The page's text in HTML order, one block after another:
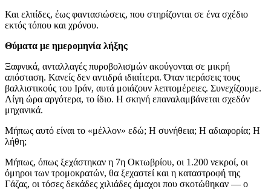
Και ελπίδες, έως φαντασιώσεις, που στηρίζονται σε ένα σχέδιο
εκτός τόπου και χρόνου.
Θύματα με ημερομηνία λήξης
Ξαφνικά, ανταλλαγές πυροβολισμών ακούγονται σε μικρή
απόσταση. Κανείς δεν αντιδρά ιδιαίτερα. Όταν περάσεις τους
βαλλιστικούς του Ιράν, αυτά μοιάζουν λεπτομέρειες. Συνεχίζουμε.
Λίγη ώρα αργότερα, το ίδιο. Η σκηνή επαναλαμβάνεται σχεδόν
μηχανικά.
Μήπως αυτό είναι το «μέλλον» εδώ; Η συνήθεια; Η αδιαφορία; Η
λήθη;
Μήπως, όπως ξεχάστηκαν η 7η Οκτωβρίου, οι 1.200 νεκροί, οι
όμηροι των τρομοκρατών, θα ξεχαστεί και η καταστροφή της
Γάζας, οι τόσες δεκάδες χιλιάδες άμαχοι που σκοτώθηκαν — ο